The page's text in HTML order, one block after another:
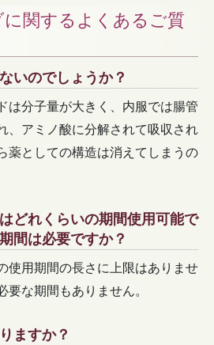
関するよくあるご質
いのでしょうか？
は分子量が大きく、内服では腸管
、アミノ酸に分解されて吸収され
薬としての構造は消えてしまうの
どれくらいの期間使用可能で
間は必要ですか？
使用期間の長さに上限はありませ
要な期間もありません。
ますか？